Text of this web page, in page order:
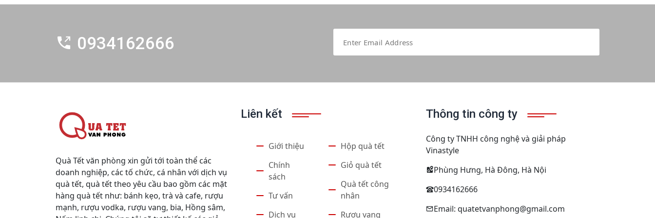
0934162666
Quà Tết văn phòng xin gửi tới toàn thể các
doanh nghiệp, các tố chức, cá nhân với dịch vụ
quà tết, quà tết theo yêu cầu bao gồm các mặt
hàng quà tết như: bánh kẹo, trà và cafe, rượu
mạnh, rượu vodka, rượu vang, bia, Hồng sâm,
Liên kết
Giới thiệu
Chính
sách
Tư vấn
Dịch vụ
Hộp quà tết
Giỏ quà tết
Quà tết công
nhân
Rượu vang
Thông tin công ty
Công ty TNHH công nghệ và giải pháp
Vinastyle
Phùng Hưng, Hà Đông, Hà Nội
0934162666
Email: quatetvanphong@gmail.com